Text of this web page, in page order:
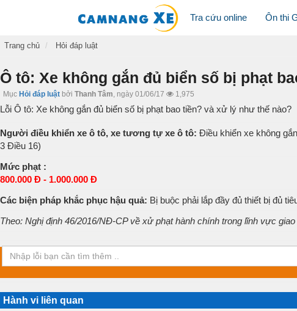
Tra cứu online Ôn thi
Trang chủ Hỏi đáp luật
Ô tô: Xe không gắn đủ biển số bị phạt
Mục Hỏi đáp luật bởi Thanh Tâm, ngày 01/06/17 1,975
Lỗi Ô tô: Xe không gắn đủ biển số bị phạt bao tiền? và xử lý như thế nào?
Người điều khiển xe ô tô, xe tương tự xe ô tô: Điều khiển xe không
3 Điều 16)
Mức phạt :
800.000 Đ - 1.000.000 Đ
Các biện pháp khắc phục hậu quả: Bị buộc phải lắp đầy đủ thiết bị đủ
Theo: Nghị định 46/2016/NĐ-CP về xử phạt hành chính trong lĩnh vực giao
Hành vi liên quan